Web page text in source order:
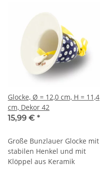
Glocke, Ø = 12,0 cm, H = 11,4
cm, Dekor 42
15,99 € *
Große Bunzlauer Glocke mit
stabilen Henkel und mit
Klöppel aus Keramik